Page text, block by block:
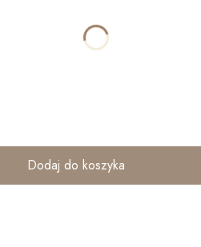
W ZALEŻNOŚCI OD WZORU
Dodaj do koszyka